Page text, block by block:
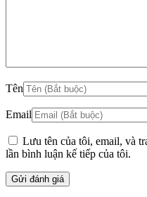
Tên
Email
Lưu tên của tôi, email, và
lần bình luận kế tiếp của tôi.